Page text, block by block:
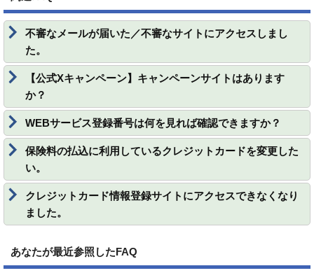
不審なメールが届いた／不審なサイトにアクセスしまし
た。
【公式Xキャンペーン】キャンペーンサイトはあります
か？
WEBサービス登録番号は何を見れば確認できますか？
保険料の払込に利用しているクレジットカードを変更した
い。
クレジットカード情報登録サイトにアクセスできなくなり
ました。
あなたが最近参照したFAQ